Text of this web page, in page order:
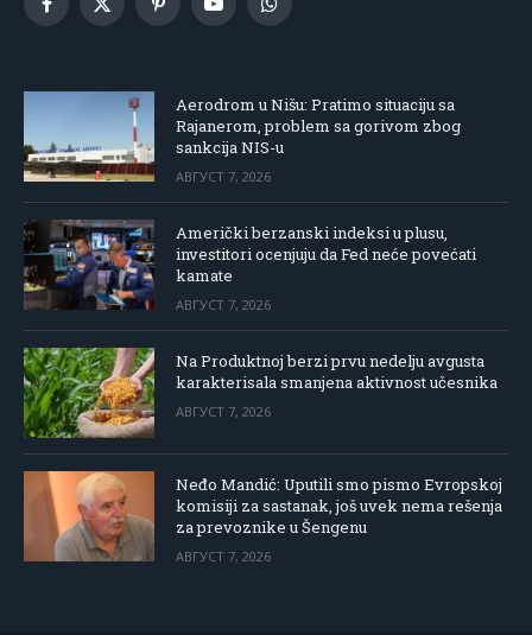
Facebook
X
PinterestYouTubeWhatsApp
Aerodrom u Nišu: Pratimo situaciju sa
Rajanerom, problem sa gorivom zbog
sankcija NIS-u
АВГУСТ 7, 2026
Američki berzanski indeksi u plusu,
investitori ocenjuju da Fed neće povećati
kamate
АВГУСТ 7, 2026
Na Produktnoj berzi prvu nedelju avgusta
karakterisala smanjena aktivnost učesnika
АВГУСТ 7, 2026
Neđo Mandić: Uputili smo pismo Evropskoj
komisiji za sastanak, još uvek nema rešenja
za prevoznike u Šengenu
АВГУСТ 7, 2026